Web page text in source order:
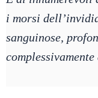
i morsi
sanguinose,